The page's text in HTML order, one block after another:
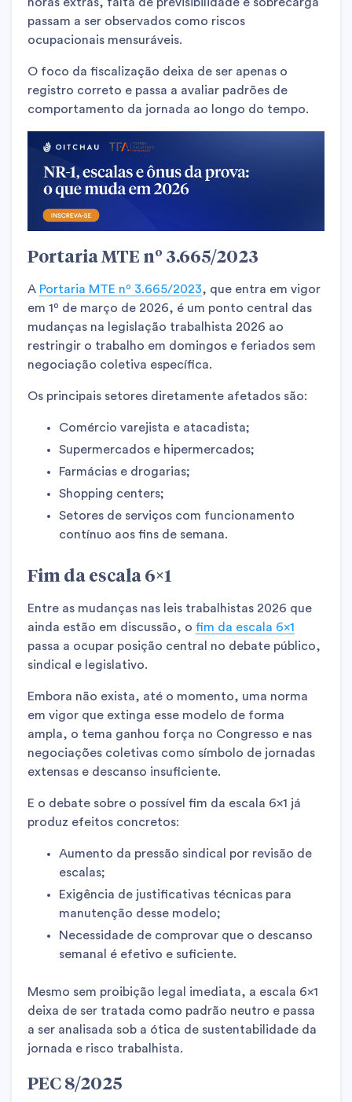
passam a ser observados como riscos
ocupacionais mensuráveis.
O foco da fiscalização deixa de ser apenas o
registro correto e passa a avaliar padrões de
comportamento da jornada ao longo do tempo.
Portaria MTE nº 3.665/2023
A Portaria MTE nº 3.665/2023, que entra em vigor
em 1º de março de 2026, é um ponto central das
mudanças na legislação trabalhista 2026 ao
restringir o trabalho em domingos e feriados sem
negociação coletiva específica.
Os principais setores diretamente afetados são:
Comércio varejista e atacadista;
Supermercados e hipermercados;
Farmácias e drogarias;
Shopping centers;
Setores de serviços com funcionamento
contínuo aos fins de semana.
Fim da escala 6×1
Entre as mudanças nas leis trabalhistas 2026 que
ainda estão em discussão, o fim da escala 6×1
passa a ocupar posição central no debate público,
sindical e legislativo.
Embora não exista, até o momento, uma norma
em vigor que extinga esse modelo de forma
ampla, o tema ganhou força no Congresso e nas
negociações coletivas como símbolo de jornadas
extensas e descanso insuficiente.
E o debate sobre o possível fim da escala 6×1 já
produz efeitos concretos:
Aumento da pressão sindical por revisão de
escalas;
Exigência de justificativas técnicas para
manutenção desse modelo;
Necessidade de comprovar que o descanso
semanal é efetivo e suficiente.
Mesmo sem proibição legal imediata, a escala 6×1
deixa de ser tratada como padrão neutro e passa
a ser analisada sob a ótica de sustentabilidade da
jornada e risco trabalhista.
PEC 8/2025